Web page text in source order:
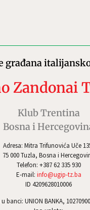
Adresa: Mitra Trifunovića Uče
75 000 Tuzla, Bosna i
Telefon: +387 62 335 930
E-mail: info@ugip-tz.ba
ID 4209628010006
banci: UNION BANKA,
građana
Zandonai
Klub Trentina
Bosna i